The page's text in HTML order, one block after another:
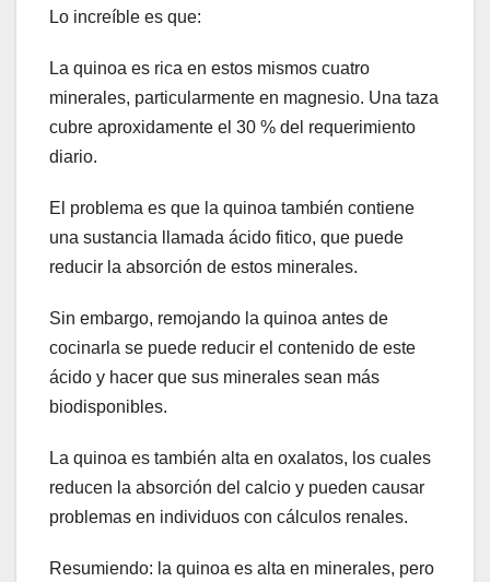
Lo increíble es que:
La quinoa es rica en estos mismos cuatro
minerales, particularmente en magnesio. Una taza
cubre aproxidamente el 30 % del requerimiento
diario.
El problema es que la quinoa también contiene
una sustancia llamada ácido fitico, que puede
reducir la absorción de estos minerales.
Sin embargo, remojando la quinoa antes de
cocinarla se puede reducir el contenido de este
ácido y hacer que sus minerales sean más
biodisponibles.
La quinoa es también alta en oxalatos, los cuales
reducen la absorción del calcio y pueden causar
problemas en individuos con cálculos renales.
Resumiendo: la quinoa es alta en minerales, pero